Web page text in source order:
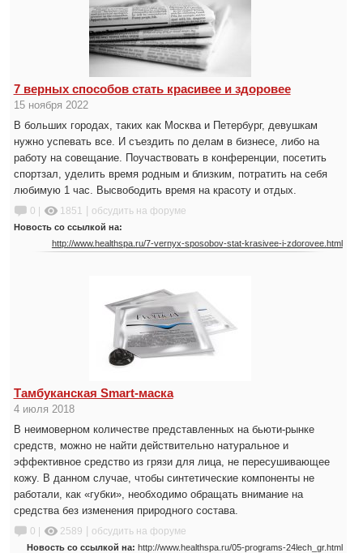
7 верных способов стать красивее и здоровее
15 ноября 2022
В больших городах, таких как Москва и Петербург, девушкам
нужно успевать все. И съездить по делам в бизнесе, либо на
работу на совещание. Поучаствовать в конференции, посетить
спортзал, уделить время родным и близким, потратить на себя
любимую 1 час. Высвободить время на красоту и отдых.
0 | 1851 обсудить на форуме
Новость со ссылкой на:
http://www.healthspa.ru/7-vernyx-sposobov-stat-krasivee-i-zdorovee.html
Тамбуканская Smart-маска
4 июля 2018
В неимоверном количестве представленных на бьюти-рынке
средств, можно не найти действительно натуральное и
эффективное средство из грязи для лица, не пересушивающее
кожу. В данном случае, чтобы синтетические компоненты не
работали, как «губки», необходимо обращать внимание на
средства без изменения природного состава.
0 | 2589 обсудить на форуме
Новость со ссылкой на: http://www.healthspa.ru/05-programs-24lech_gr.html